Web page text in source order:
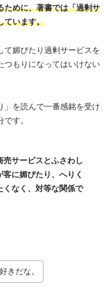
ために、著書では「過剰サ
ています。
て媚びたり過剰サービスを
つもりになってはいけない
」を読んで一番感銘を受け
す。
サービスとふさわし
に媚びたり、へりく
くなく、対等な関係で
きだな。